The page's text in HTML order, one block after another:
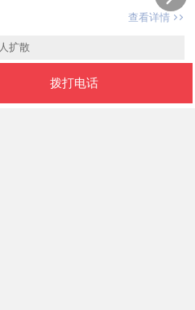
查看详情
人扩散
拨打电话